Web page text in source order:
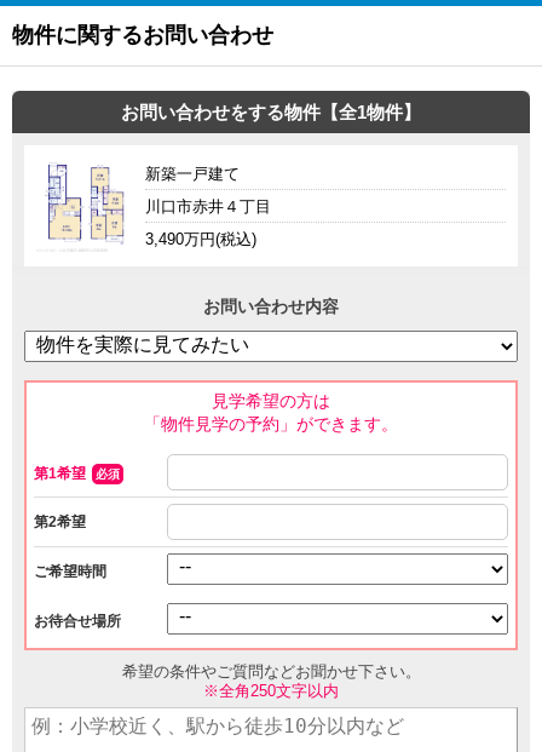
物件に関するお問い合わせ
お問い合わせをする物件【全1物件】
新築一戸建て
川口市赤井４丁目
3,490万円(税込)
お問い合わせ内容
見学希望の方は
「物件見学の予約」ができます。
第1希望 必須
第2希望
ご希望時間
お待合せ場所
希望の条件やご質問などお聞かせ下さい。
※全角250文字以内